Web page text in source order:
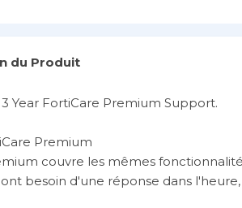
du Produit
3 Year FortiCare Premium Support.
Premium
couvre les mêmes
besoin d'une réponse dans